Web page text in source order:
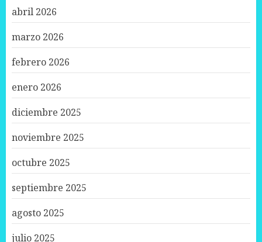
abril 2026
marzo 2026
febrero 2026
enero 2026
diciembre 2025
noviembre 2025
octubre 2025
septiembre 2025
agosto 2025
julio 2025